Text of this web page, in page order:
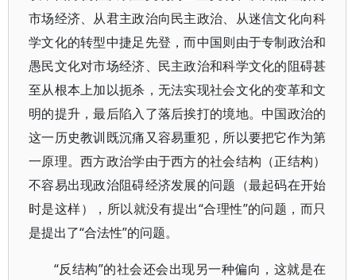
市场经济、从君主政治向民主政治、从迷信文化向科
学文化的转型中捷足先登，而中国则由于专制政治和
愚民文化对市场经济、民主政治和科学文化的阻碍甚
至从根本上加以扼杀，无法实现社会文化的变革和文
明的提升，最后陷入了落后挨打的境地。中国政治的
这一历史教训既沉痛又容易重犯，所以要把它作为第
一原理。西方政治学由于西方的社会结构（正结构）
不容易出现政治阻碍经济发展的问题（最起码在开始
时是这样），所以就没有提出“合理性”的问题，而只
是提出了“合法性”的问题。
“反结构”的社会还会出现另一种偏向，这就是在